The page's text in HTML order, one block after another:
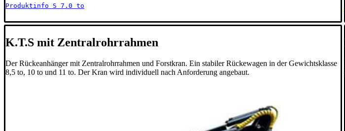
Produktinfo S 7.0 to
K.T.S mit Zentralrohrrahmen
Der Rückeanhänger mit Zentralrohrrahmen und Forstkran. Ein stabiler Rückewagen in der Gewichtsklasse
8,5 to, 10 to und 11 to. Der Kran wird individuell nach Anforderung angebaut.